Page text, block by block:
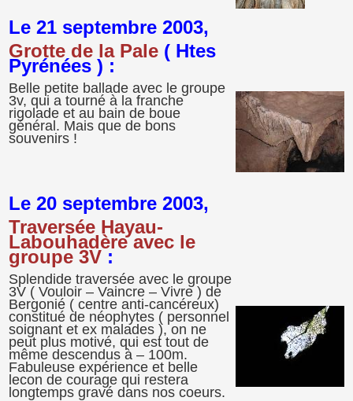
Le 21 septembre 2003,
Grotte de la Pale ( Htes
Pyrénées ) :
Belle petite ballade avec le groupe
3v, qui a tourné à la franche
rigolade et au bain de boue
général. Mais que de bons
souvenirs !
Le 20 septembre 2003,
Traversée Hayau-
Labouhadère avec le
groupe 3V :
Splendide traversée avec le groupe
3V ( Vouloir – Vaincre – Vivre ) de
Bergonié ( centre anti-cancéreux)
constitué de néophytes ( personnel
soignant et ex malades ), on ne
peut plus motivé, qui est tout de
même descendus à – 100m.
Fabuleuse expérience et belle
lecon de courage qui restera
longtemps gravé dans nos coeurs.